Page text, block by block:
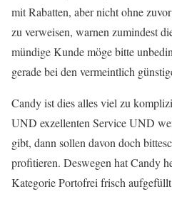
mit Rabatten, aber nicht ohne
zu verweisen, warnen zumindest
mündige Kunde möge bitte
gerade bei den vermeintlich
Candy ist dies alles viel zu
UND exzellenten Service UND
gibt, dann sollen davon doch
profitieren. Deswegen hat Candy
Kategorie Portofrei frisch